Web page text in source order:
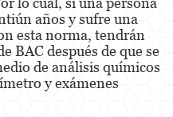
años y sufre una
esta norma, tendrán
BAC después de que se
de análisis químicos
y exámenes